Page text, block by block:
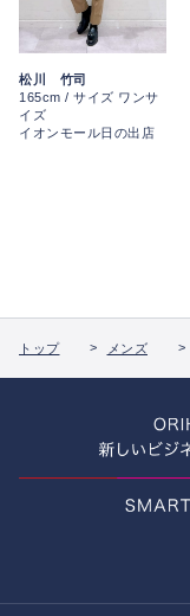
松川 竹司
165cm / サイズ ワンサ
イズ
イオンモール日の出店
トップ メンズ